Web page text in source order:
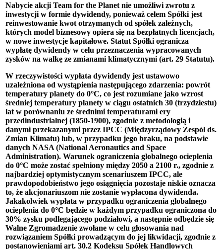
Nabycie akcji Team for the Planet nie umożliwi zwrotu z
inwestycji w formie dywidendy, ponieważ celem Spółki jest
reinwestowanie kwot otrzymanych od spółek zależnych,
których model biznesowy opiera się na bezpłatnych licencjach,
w nowe inwestycje kapitałowe. Statut Spółki ogranicza
wypłatę dywidendy w celu przeznaczenia wypracowanych
zysków na walkę ze zmianami klimatycznymi (art. 29 Statutu).
W rzeczywistości wypłata dywidendy jest ustawowo
uzależniona od wystąpienia następującego zdarzenia: powrót
temperatury planety do 0°C, co jest rozumiane jako wzrost
średniej temperatury planety w ciągu ostatnich 30 (trzydziestu)
lat w porównaniu ze średnimi temperaturami ery
przedindustrialnej (1850-1900), zgodnie z metodologią i
danymi przekazanymi przez IPCC (Międzyrządowy Zespół ds.
Zmian Klimatu) lub, w przypadku jego braku, na podstawie
danych NASA (National Aeronautics and Space
Administration). Warunek ograniczenia globalnego ocieplenia
do 0°C może zostać spełniony między 2050 a 2100 r., zgodnie z
najbardziej optymistycznym scenariuszem IPCC, ale
prawdopodobieństwo jego osiągnięcia pozostaje niskie oznacza
to, że akcjonariuszom nie zostanie wypłacona dywidenda.
Jakakolwiek wypłata w przypadku ograniczenia globalnego
ocieplenia do 0°C będzie w każdym przypadku ograniczona do
30% zysku podlegającego podziałowi, a następnie odbędzie się
Walne Zgromadzenie zwołane w celu głosowania nad
rozwiązaniem Spółki prowadzącym do jej likwidacji, zgodnie z
postanowieniami art. 30.2 Kodeksu Spółek Handlowych